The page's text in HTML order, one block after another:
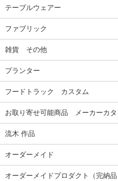
テーブルウェアー
ファブリック
雑貨 その他
プランター
フードトラック カスタム
お取り寄せ可能商品 メーカーカタ
流木 作品
オーダーメイド
オーダーメイドプロダクト（完納品